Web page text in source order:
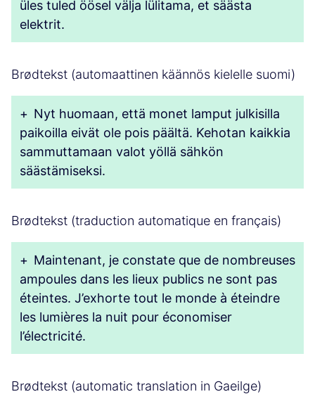
üles tuled öösel välja lülitama, et säästa
elektrit.
Brødtekst (automaattinen käännös kielelle suomi)
+ Nyt huomaan, että monet lamput julkisilla
paikoilla eivät ole pois päältä. Kehotan kaikkia
sammuttamaan valot yöllä sähkön
säästämiseksi.
Brødtekst (traduction automatique en français)
+ Maintenant, je constate que de nombreuses
ampoules dans les lieux publics ne sont pas
éteintes. J’exhorte tout le monde à éteindre
les lumières la nuit pour économiser
l’électricité.
Brødtekst (automatic translation in Gaeilge)